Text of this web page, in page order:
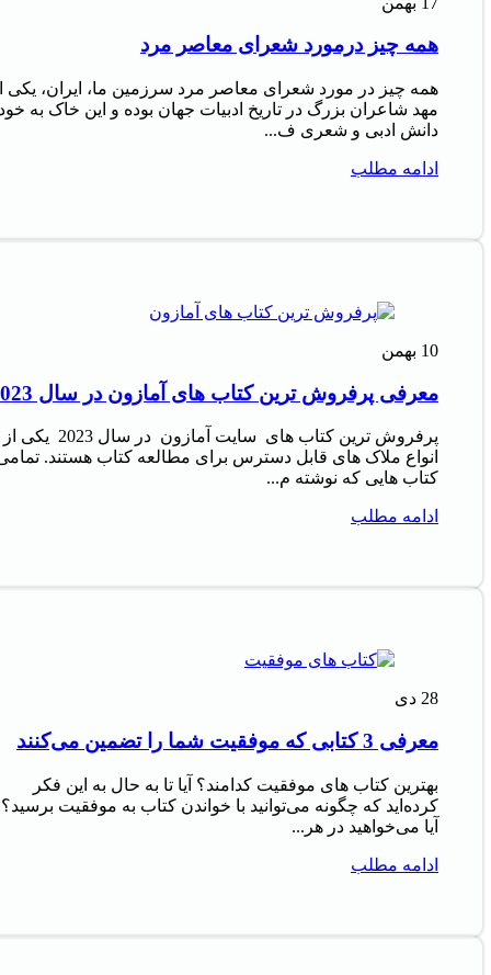
همه چیز درمورد شعرای معاصر مرد
همه چیز در مورد شعرای معاصر مرد سرزمین ما، ایران، یکی
مهد شاعران بزرگ در تاریخ ادبیات جهان بوده و این خاک به
دانش ادبی و شعری ف...
ادامه مطلب
10 بهمن
معرفی پرفروش‌ ترین کتاب‌ های آمازون در سال 2023
پرفروش‌ ترین کتاب‌ های سایت آمازون در سال 2023 یکی از
انواع ملاک‌ های قابل دسترس برای مطالعه کتاب هستند.
کتاب‌ هایی که نوشته م...
ادامه مطلب
28 دی
معرفی 3 کتابی که موفقیت شما را تضمین می‌کنند
بهترین کتاب های موفقیت کدامند؟ آیا تا به حال به این فکر
کرده‌اید که چگونه می‌توانید با خواندن کتاب به موفقیت برسید؟
آیا می‌خواهید در هر...
ادامه مطلب